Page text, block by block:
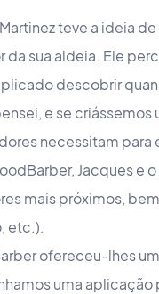
teve a ideia
da sua aldeia. Ele
descobrir
e se
necessitam para
Jacques e
mais próximos,
etc.).
ofereceu-lhes
uma aplicação